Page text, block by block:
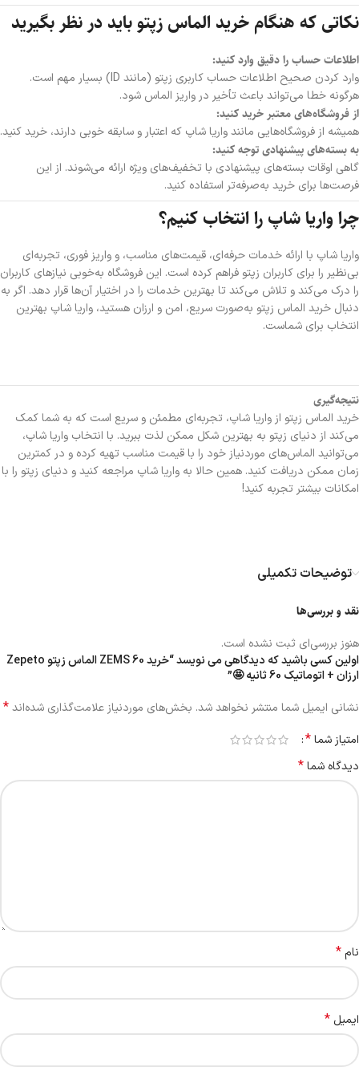
نکاتی که هنگام خرید الماس زپتو باید در نظر بگیرید
اطلاعات حساب را دقیق وارد کنید:
وارد کردن صحیح اطلاعات حساب کاربری زپتو (مانند ID) بسیار مهم است.
هرگونه خطا می‌تواند باعث تأخیر در واریز الماس شود.
از فروشگاه‌های معتبر خرید کنید:
همیشه از فروشگاه‌هایی مانند واریا شاپ که اعتبار و سابقه خوبی دارند، خرید کنید.
به بسته‌های پیشنهادی توجه کنید:
گاهی اوقات بسته‌های پیشنهادی با تخفیف‌های ویژه ارائه می‌شوند. از این
فرصت‌ها برای خرید به‌صرفه‌تر استفاده کنید.
چرا واریا شاپ را انتخاب کنیم؟
واریا شاپ با ارائه خدمات حرفه‌ای، قیمت‌های مناسب، و واریز فوری، تجربه‌ای
بی‌نظیر را برای کاربران زپتو فراهم کرده است. این فروشگاه به‌خوبی نیازهای کاربران
را درک می‌کند و تلاش می‌کند تا بهترین خدمات را در اختیار آن‌ها قرار دهد. اگر به
دنبال خرید الماس زپتو به‌صورت سریع، امن و ارزان هستید، واریا شاپ بهترین
انتخاب برای شماست.
نتیجه‌گیری
خرید الماس زپتو از واریا شاپ، تجربه‌ای مطمئن و سریع است که به شما کمک
می‌کند از دنیای زپتو به بهترین شکل ممکن لذت ببرید. با انتخاب واریا شاپ،
می‌توانید الماس‌های موردنیاز خود را با قیمت مناسب تهیه کرده و در کمترین
زمان ممکن دریافت کنید. همین حالا به واریا شاپ مراجعه کنید و دنیای زپتو را با
امکانات بیشتر تجربه کنید!
توضیحات تکمیلی
نقد و بررسی‌ها
هنوز بررسی‌ای ثبت نشده است.
اولین کسی باشید که دیدگاهی می نویسد “خرید 60 ZEMS الماس زپتو Zepeto
ارزان + اتوماتیک 60 ثانیه 🤩”
نشانی ایمیل شما منتشر نخواهد شد. بخش‌های موردنیاز علامت‌گذاری شده‌اند*
امتیاز شما*
دیدگاه شما*
نام*
ایمیل *